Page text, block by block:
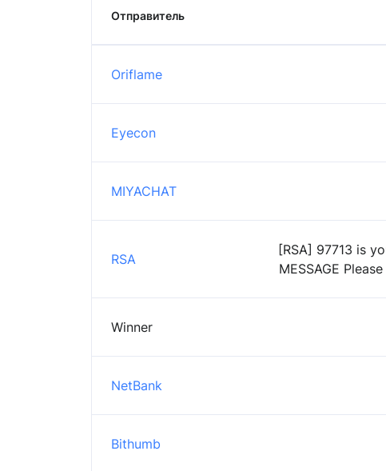
Отправитель
Oriflame
Eyecon
MIYACHAT
RSA
[RSA] 97713 is
MESSAGE
Winner
NetBank
Bithumb